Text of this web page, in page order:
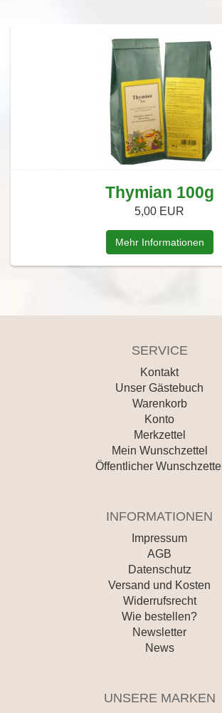
Thymian 100g
5,00 EUR
Mehr Informationen
SERVICE
Kontakt
Unser Gästebuch
Warenkorb
Konto
Merkzettel
Mein Wunschzettel
Öffentlicher Wunschzettel
INFORMATIONEN
Impressum
AGB
Datenschutz
Versand und Kosten
Widerrufsrecht
Wie bestellen?
Newsletter
News
UNSERE MARKEN